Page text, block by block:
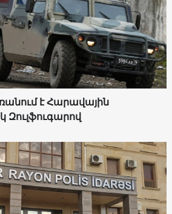
է Հարավային
Զուլֆուգարով